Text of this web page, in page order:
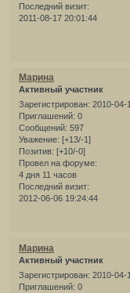
Последний визит:
2011-08-17 20:01:44
Марина
Активный участник
Зарегистрирован: 2010-04-
Приглашений: 0
Сообщений: 597
Уважение: [+13/-1]
Позитив: [+10/-0]
Провел на форуме:
4 дня 11 часов
Последний визит:
2012-06-06 19:24:44
Марина
Активный участник
Зарегистрирован: 2010-04-
Приглашений: 0